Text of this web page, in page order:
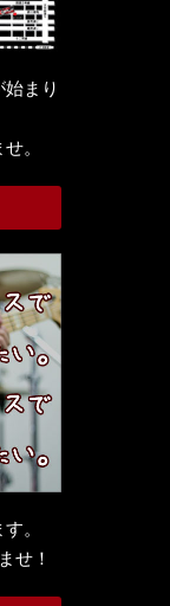
まり
。
。
せ！